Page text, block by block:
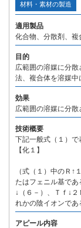
材料・素材の製造
適用製品
化合物、分散剤、
目的
広範囲の溶媒に分
法、複合体を溶媒中
効果
広範囲の溶媒に分散
技術概要
下記一般式（１）で
【化１】
（式（１）中のＲ↑
たはフェニル基であ
↓（６－）、Ｔｆ↓
れかの陰イオンであ
アピール内容